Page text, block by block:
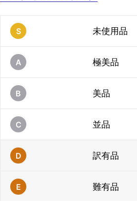
S 未使用品
A 極美品
B 美品
C 並品
D 訳有品
E 難有品